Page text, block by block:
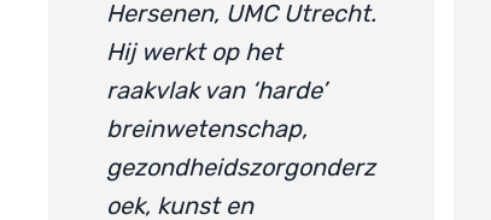
Hersenen, UMC Utrecht.
Hij werkt op het
raakvlak van ‘harde’
breinwetenschap,
gezondheidszorgonderz
oek, kunst en